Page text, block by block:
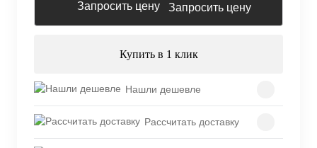
Запросить цену
Купить в 1 клик
Нашли дешевле
Рассчитать доставку